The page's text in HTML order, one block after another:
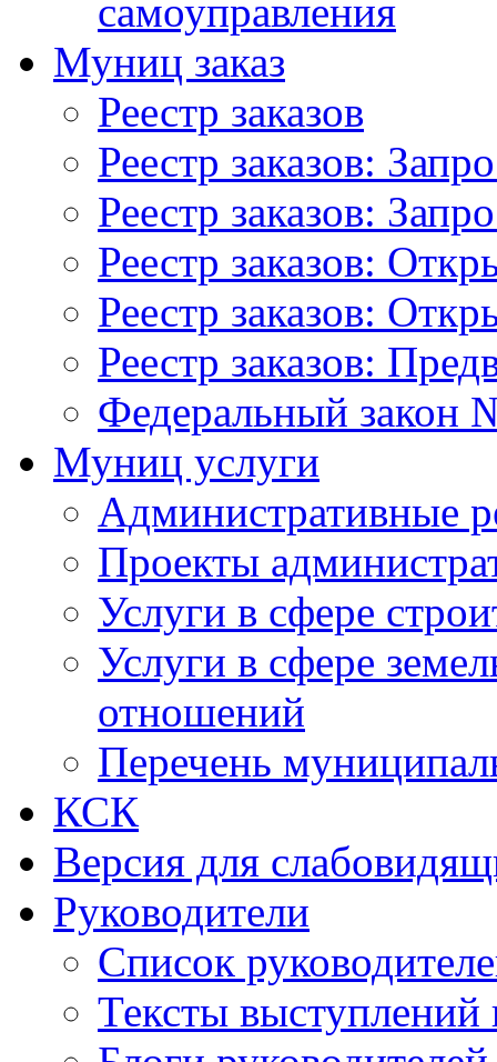
самоуправления
Муниц заказ
Реестр заказов
Реестр заказов:
Реестр заказов:
Реестр заказов:
Реестр заказов:
Реестр заказов:
Федеральный закон
Муниц услуги
Административные
Проекты
Услуги в сфере
Услуги в сфере
отношений
Перечень
КСК
Версия для
Руководители
Список
Тексты выступлений